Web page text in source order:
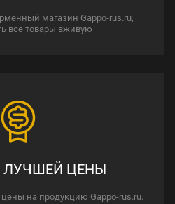
магазин Gappo-rus.ru,
все товары вживую
ЛУЧШЕЙ ЦЕНЫ
на продукцию Gappo-rus.ru.